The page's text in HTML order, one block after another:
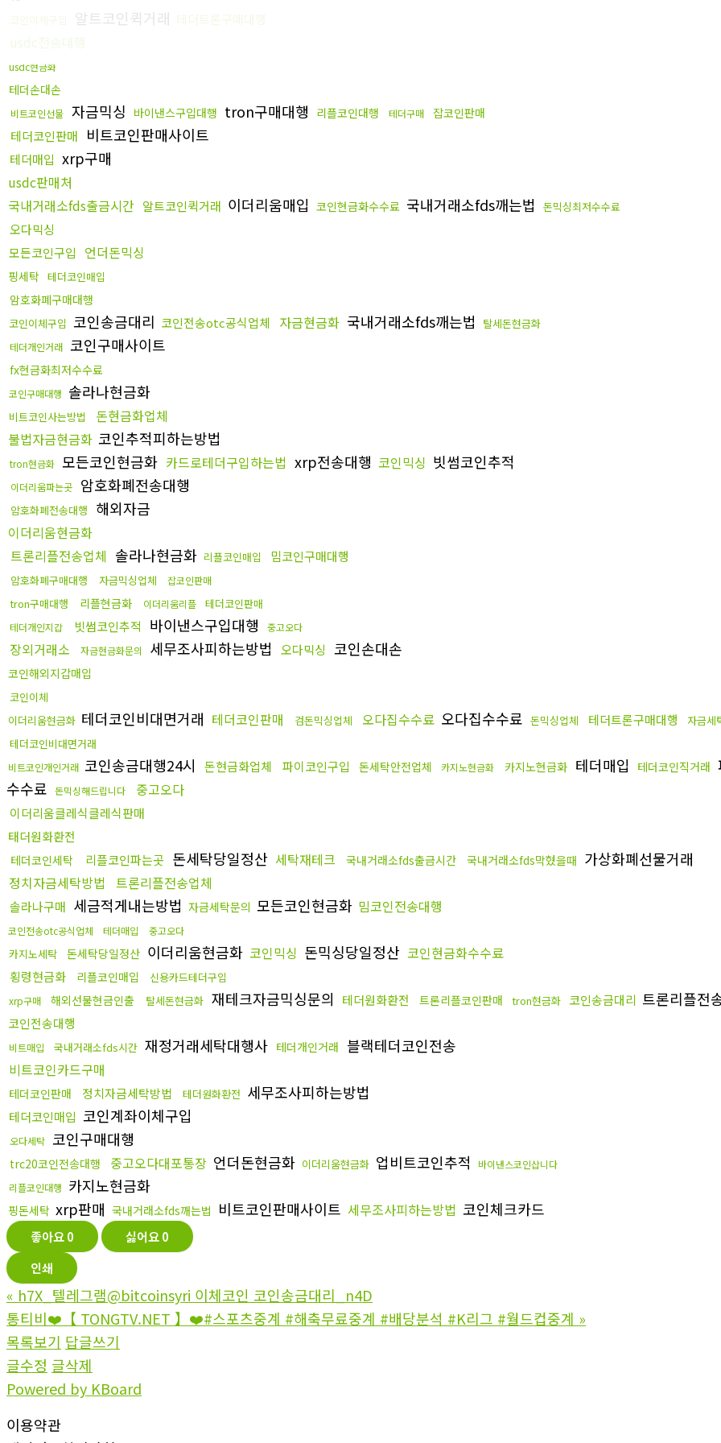
코인이체구입 알트코인퀵거래 테더트론구매대행
usdc전송대행
usdc현금화
테더손대손
비트코인선물 자금믹싱 바이낸스구입대행 tron구매대행 리플코인대행 테더구매 잡코인판매
테더코인판매 비트코인판매사이트
테더매입 xrp구매
usdc판매처
국내거래소fds출금시간 알트코인퀵거래 이더리움매입 코인현금화수수료 국내거래소fds깨는법 돈믹싱최저수수료
오다믹싱
모든코인구입
언더돈믹싱
핑세탁 테더코인매입
암호화폐구매대행
코인이체구입 코인송금대리 코인전송otc공식업체 자금현금화 국내거래소fds깨는법 탈세돈현금화
테더개인거래 코인구매사이트
fx현금화최저수수료
코인구매대행 솔라나현금화
비트코인사는방법
돈현금화업체
불법자금현금화 코인추적피하는방법
tron현금화 모든코인현금화 카드로테더구입하는법 xrp전송대행 코인믹싱 빗썸코인추적
이더리움파는곳 암호화폐전송대행
암호화폐전송대행 해외자금
이더리움현금화
트론리플전송업체 솔라나현금화 리플코인매입 밈코인구매대행
암호화폐구매대행 자금믹싱업체 잡코인판매
tron구매대행 리플현금화 이더리움리플 테더코인판매
테더개인지갑 빗썸코인추적 바이낸스구입대행 중고오다
장외거래소 자금현금화문의 세무조사피하는방법 오다믹싱 코인손대손
코인해외지갑매입
코인이체
이더리움현금화 테더코인비대면거래 테더코인판매 검돈믹싱업체 오다집수수료 오다집수수료 돈믹싱업체 테더트론구매대행
자금세
테더코인비대면거래
비트코인개인거래 코인송금대행24시 돈현금화업체 파이코인구입 돈세탁안전업체 카지노현금화 카지노현금화 테더매입 테더코인직거래
수수료 돈믹싱해드립니다 중고오다
이더리움클레식클레식판매
태더원화환전
테더코인세탁 리플코인파는곳 돈세탁당일정산 세탁재테크 국내거래소fds출금시간 국내거래소fds막혔을때 가상화폐선물거래
정치자금세탁방법 트론리플전송업체
솔라나구매 세금적게내는방법 자금세탁문의 모든코인현금화 밈코인전송대행
코인전송otc공식업체 테더매입 중고오다
카지노세탁 돈세탁당일정산 이더리움현금화 코인믹싱 돈믹싱당일정산 코인현금화수수료
횡령현금화 리플코인매입 신용카드테더구입
xrp구매 해외선물현금인출 탈세돈현금화 재테크자금믹싱문의 테더원화환전 트론리플코인판매 tron현금화 코인송금대리 트론리플전
코인전송대행
비트매입 국내거래소fds시간 재정거래세탁대행사 테더개인거래 블랙테더코인전송
비트코인카드구매
테더코인판매 정치자금세탁방법 테더원화환전 세무조사피하는방법
테더코인매입 코인계좌이체구입
오다세탁 코인구매대행
trc20코인전송대행 중고오다대포통장 언더돈현금화 이더리움현금화 업비트코인추적
바이낸스코인삽니다
리플코인대행 카지노현금화
핑돈세탁 xrp판매 국내거래소fds깨는법 비트코인판매사이트 세무조사피하는방법 코인체크카드
좋아요0 싫어요0
인쇄
« h7X_텔레그램@bitcoinsyri 이체코인 코인송금대리_n4D
통티비❤️【 TONGTV.NET 】❤️#스포츠중계 #해축무료중계 #배당분석 #K리그 #월드컵중계 »
목록보기 답글쓰기
글수정 글삭제
Powered by KBoard
이용약관